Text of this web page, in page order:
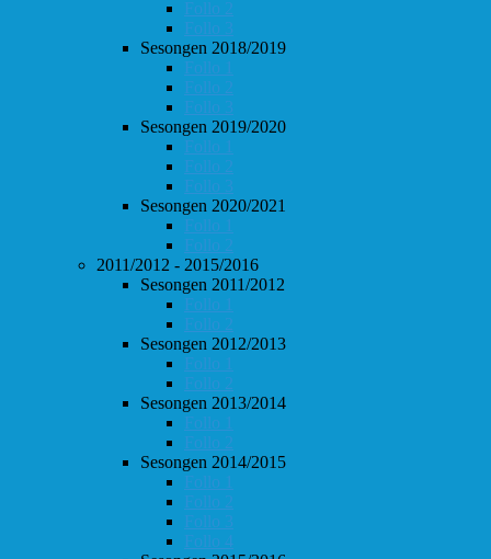
Follo 2
Follo 3
Sesongen 2018/2019
Follo 1
Follo 2
Follo 3
Sesongen 2019/2020
Follo 1
Follo 2
Follo 3
Sesongen 2020/2021
Follo 1
Follo 2
2011/2012 - 2015/2016
Sesongen 2011/2012
Follo 1
Follo 2
Sesongen 2012/2013
Follo 1
Follo 2
Sesongen 2013/2014
Follo 1
Follo 2
Sesongen 2014/2015
Follo 1
Follo 2
Follo 3
Follo 4